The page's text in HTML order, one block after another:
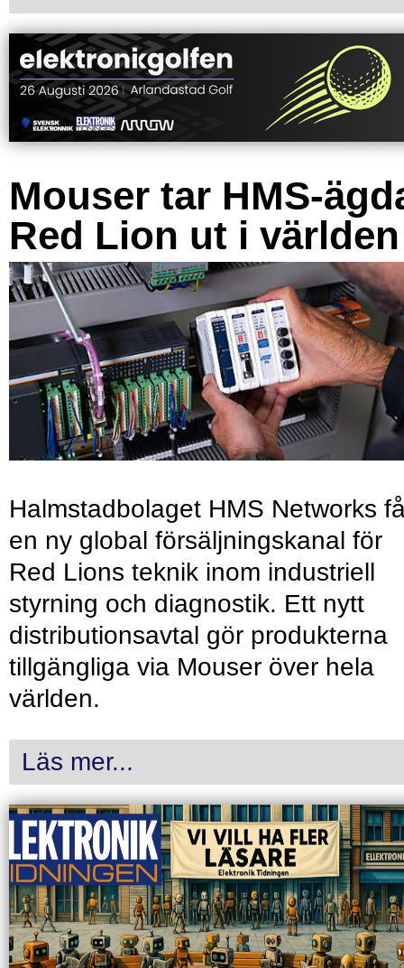
Mouser tar HMS-
Red Lion ut i världen
Halmstadbolaget HMS Networks
en ny global försäljningskanal för
Red Lions teknik inom industriell
styrning och diagnostik. Ett nytt
distributionsavtal gör produkterna
tillgängliga via Mouser över hela
världen.
Läs mer...